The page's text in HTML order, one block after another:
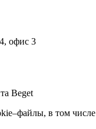
офис 3
Beget
в том